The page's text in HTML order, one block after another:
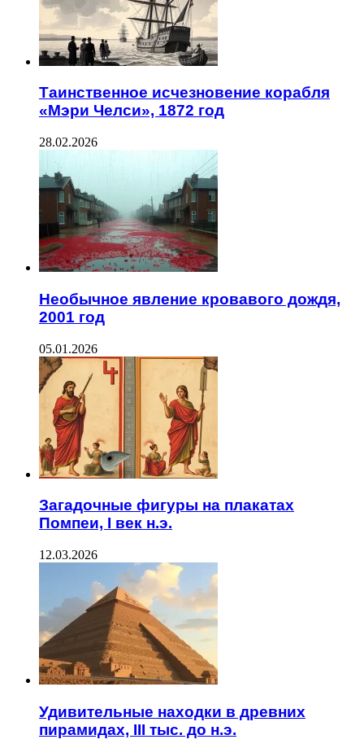
Таинственное исчезновение корабля
«Мэри Челси», 1872 год
28.02.2026
Необычное явление кровавого дождя,
2001 год
05.01.2026
Загадочные фигуры на плакатах
Помпеи, I век н.э.
12.03.2026
Удивительные находки в древних
пирамидах, III тыс. до н.э.